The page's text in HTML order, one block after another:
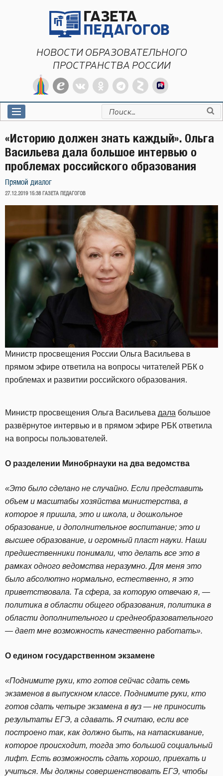
НОВОСТИ ОБРАЗОВАТЕЛЬНОГО
ПРОСТРАНСТВА РОССИИ
Искать:
«Историю должен знать каждый». Ольга
Васильева дала большое интервью о
проблемах российского образования
Прямой диалог
ОПУБЛИКОВАНО
27.12.2019 15:38 ГАЗЕТА ПЕДАГОГОВ
Министр просвещения России Ольга Васильева в
прямом эфире ответила на вопросы читателей РБК о
проблемах и развитии российского образования.
Министр просвещения Ольга Васильева дала большое
развёрнутое интервью и в прямом эфире РБК ответила
на вопросы пользователей.
О разделении Минобрнауки на два ведомства
«Это было сделано не случайно. Если представить
объем и масштабы хозяйства министерства, в
которое я пришла, это и школа, и дошкольное
образование, и дополнительное воспитание; это и
высшее образование, и огромный пласт науки. Наши
предшественники понимали, что делать все это в
рамках одного ведомства неразумно. Для меня это
было абсолютно нормально, естественно, я это
приветствовала. Та сфера, за которую отвечаю я, —
политика в области общего образования, политика в
области дополнительного и среднеобразовательного
— дает мне возможность качественно работать».
О едином государственном экзамене
«Поднимите руки, кто готов сейчас сдать семь
экзаменов в выпускном классе. Поднимите руки, кто
готов сдать четыре экзамена в вуз — не приносить
результаты ЕГЭ, а сдавать. Я считаю, если все
построено так, как должно быть, на натаскивание,
которое происходит, тогда это большой социальный
лифт. Есть возможность сдать хорошо, приехать и
учиться. Мы должны совершенствовать ЕГЭ, чтобы